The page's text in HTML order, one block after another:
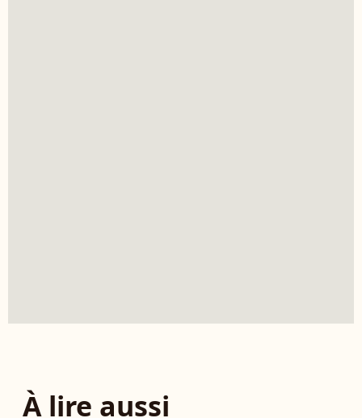
À lire aussi